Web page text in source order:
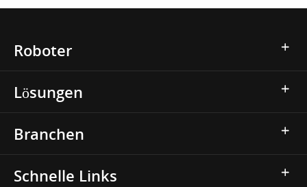
Roboter
Lösungen
Branchen
Schnelle Links